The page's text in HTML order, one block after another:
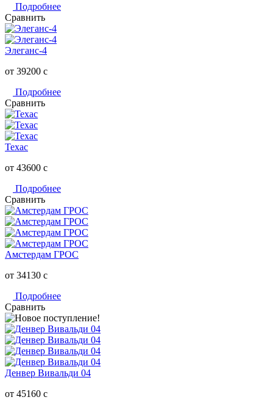
Подробнее
Сравнить
Элеганс-4
от 39200 c
Подробнее
Сравнить
Техас
от 43600 c
Подробнее
Сравнить
Амстердам ГРОС
от 34130 c
Подробнее
Сравнить
Денвер Вивальди 04
от 45160 c